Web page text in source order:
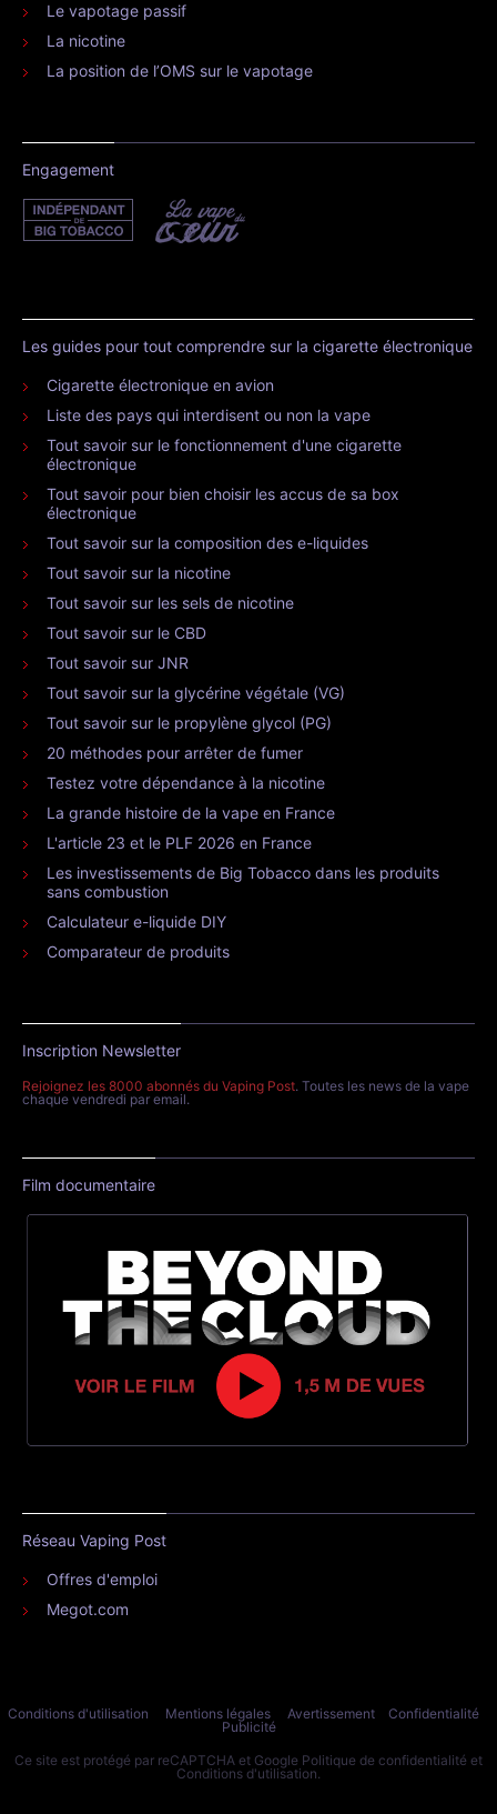
Le vapotage passif
La nicotine
La position de l’OMS sur le vapotage
Engagement
Les guides pour tout comprendre sur la cigarette électronique
Cigarette électronique en avion
Liste des pays qui interdisent ou non la vape
Tout savoir sur le fonctionnement d'une cigarette
électronique
Tout savoir pour bien choisir les accus de sa box
électronique
Tout savoir sur la composition des e-liquides
Tout savoir sur la nicotine
Tout savoir sur les sels de nicotine
Tout savoir sur le CBD
Tout savoir sur JNR
Tout savoir sur la glycérine végétale (VG)
Tout savoir sur le propylène glycol (PG)
20 méthodes pour arrêter de fumer
Testez votre dépendance à la nicotine
La grande histoire de la vape en France
L'article 23 et le PLF 2026 en France
Les investissements de Big Tobacco dans les produits
sans combustion
Calculateur e-liquide DIY
Comparateur de produits
Inscription Newsletter
Rejoignez les 8000 abonnés du Vaping Post. Toutes les news de la vape
chaque vendredi par email.
Film documentaire
Réseau Vaping Post
Offres d'emploi
Megot.com
Conditions d'utilisation Mentions légales Avertissement
Confidentialité
Publicité
Ce site est protégé par reCAPTCHA et Google Politique de confidentialité et
Conditions d'utilisation.